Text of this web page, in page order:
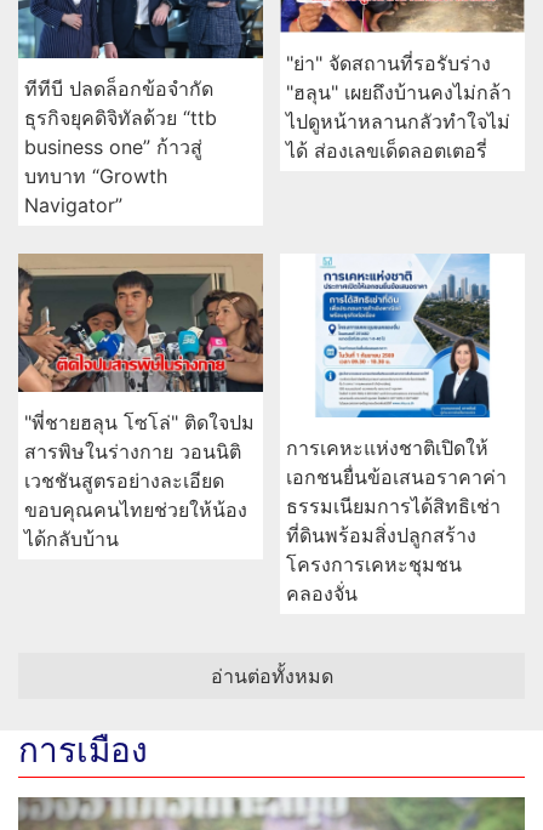
ทีทีบี ปลดล็อกข้อจำกัด
ธุรกิจยุคดิจิทัลด้วย “ttb
business one” ก้าวสู่
บทบาท “Growth
Navigator”
"ย่า" จัดสถานที่รอรับร่าง
"ฮลุน" เผยถึงบ้านคงไม่กล้า
ไปดูหน้าหลานกลัวทำใจไม่
ได้ ส่องเลขเด็ดลอตเตอรี่
"พี่ชายฮลุน โซโล่" ติดใจปม
สารพิษในร่างกาย วอนนิติ
เวชชันสูตรอย่างละเอียด
ขอบคุณคนไทยช่วยให้น้อง
ได้กลับบ้าน
การเคหะแห่งชาติเปิดให้
เอกชนยื่นข้อเสนอราคาค่า
ธรรมเนียมการได้สิทธิเช่า
ที่ดินพร้อมสิ่งปลูกสร้าง
โครงการเคหะชุมชน
คลองจั่น
อ่านต่อทั้งหมด
การเมือง